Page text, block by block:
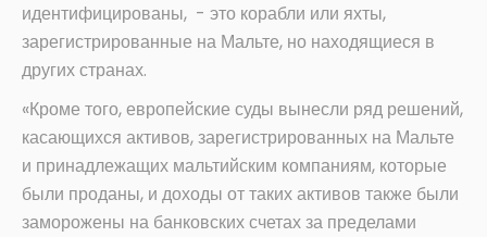
идентифицированы, - это корабли или яхты,
зарегистрированные на Мальте, но находящиеся в
других странах.
«Кроме того, европейские суды вынесли ряд решений,
касающихся активов, зарегистрированных на Мальте
и принадлежащих мальтийским компаниям, которые
были проданы, и доходы от таких активов также были
заморожены на банковских счетах за пределами